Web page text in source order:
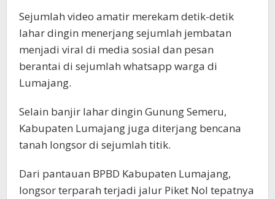
Sejumlah video amatir merekam detik-detik
lahar dingin menerjang sejumlah jembatan
menjadi viral di media sosial dan pesan
berantai di sejumlah whatsapp warga di
Lumajang.
Selain banjir lahar dingin Gunung Semeru,
Kabupaten Lumajang juga diterjang bencana
tanah longsor di sejumlah titik.
Dari pantauan BPBD Kabupaten Lumajang,
longsor terparah terjadi jalur Piket Nol tepatnya